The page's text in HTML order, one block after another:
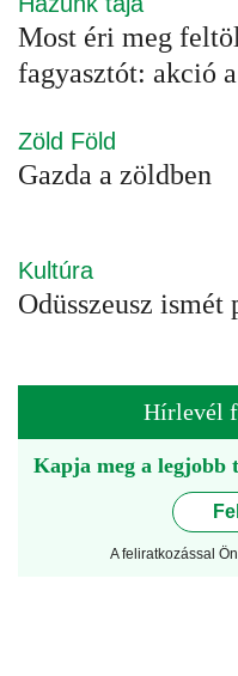
Most éri meg
fagyasztót: akció
Zöld Föld
Gazda a zöldben
Kultúra
Odüsszeusz ismét
Hírlevél
Kapja meg a legjobb
A feliratkozással